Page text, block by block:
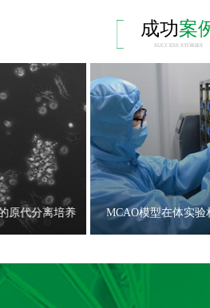
成功案
SUCCESS STORIES
原代分离培养 MCAO模型在体实验